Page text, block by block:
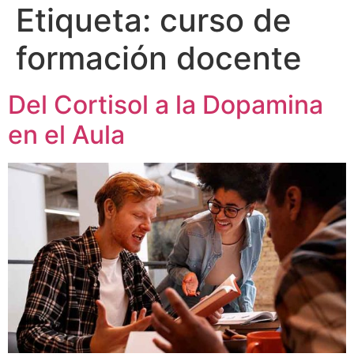
Etiqueta: curso de
formación docente
Del Cortisol a la Dopamina
en el Aula